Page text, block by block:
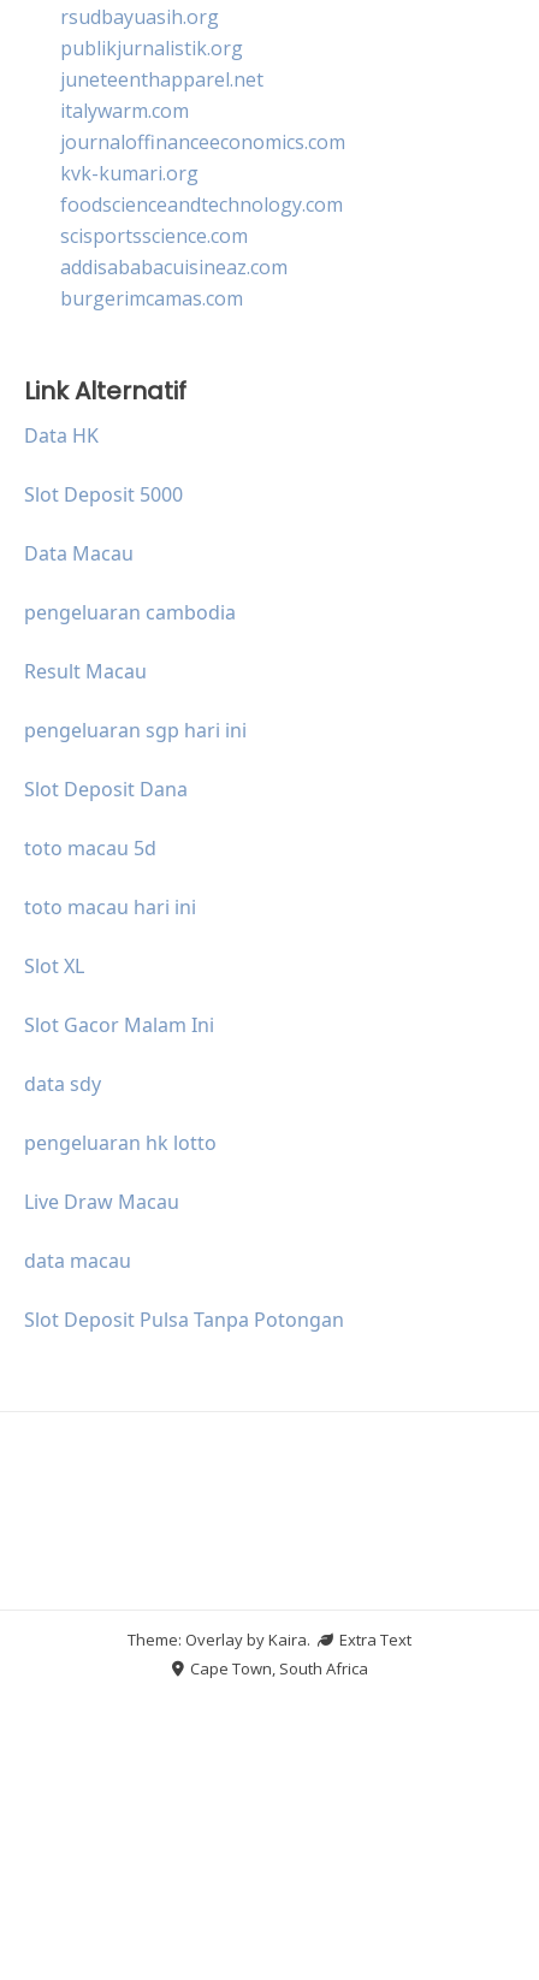
rsudbayuasih.org
publikjurnalistik.org
juneteenthapparel.net
italywarm.com
journaloffinanceeconomics.com
kvk-kumari.org
foodscienceandtechnology.com
scisportsscience.com
addisababacuisineaz.com
burgerimcamas.com
Link Alternatif
Data HK
Slot Deposit 5000
Data Macau
pengeluaran cambodia
Result Macau
pengeluaran sgp hari ini
Slot Deposit Dana
toto macau 5d
toto macau hari ini
Slot XL
Slot Gacor Malam Ini
data sdy
pengeluaran hk lotto
Live Draw Macau
data macau
Slot Deposit Pulsa Tanpa Potongan
Theme: Overlay byKaira.
Extra Text
Cape Town, South Africa